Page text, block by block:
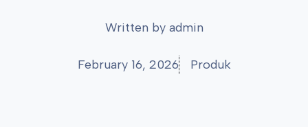
Written by admin
February 16, 2026 Produk